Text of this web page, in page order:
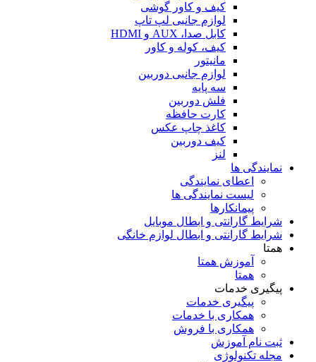
کیف و کاور گوشی
لوازم جانبی لپ تاپ
کابل صدا، AUX و HDMI
کیف، کوله و کاور
مانیتور
لوازم جانبی دوربین
سه پایه
فلش دوربین
کارت حافظه
کاغذ چاپ عکس
کیف دوربین
لنز
نمایندگی ها
اعطای نمایندگی
لیست نمایندگی ها
پیمانکارها
شرایط گارانتی و ابطال موبایل
شرایط گارانتی و ابطال لوازم خانگی
همتا
آموزش همتا
همتا
پیگیری خدمات
پیگیری خدمات
همکاری با خدمات
همکاری با فروش
ثبت نام آموزش
مجله تکنولوژی